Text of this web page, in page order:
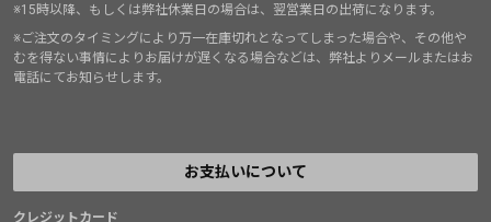
※15時以降、もしくは弊社休業日の場合は、翌営業日の出荷になります。
※ご注文のタイミングにより万一在庫切れとなってしまった場合や、その他や
むを得ない事情によりお届けが遅くなる場合などは、弊社よりメールまたはお
電話にてお知らせします。
お支払いについて
クレジットカード